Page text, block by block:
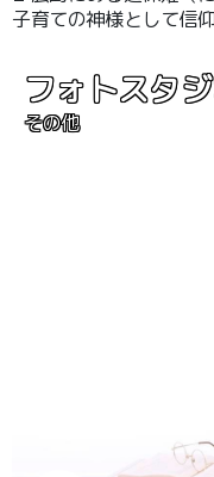
子育ての神様として信
しまれています。境内
ちゃんと一緒に参拝す
ドをしっかりつけて、
フォトスタ
その他